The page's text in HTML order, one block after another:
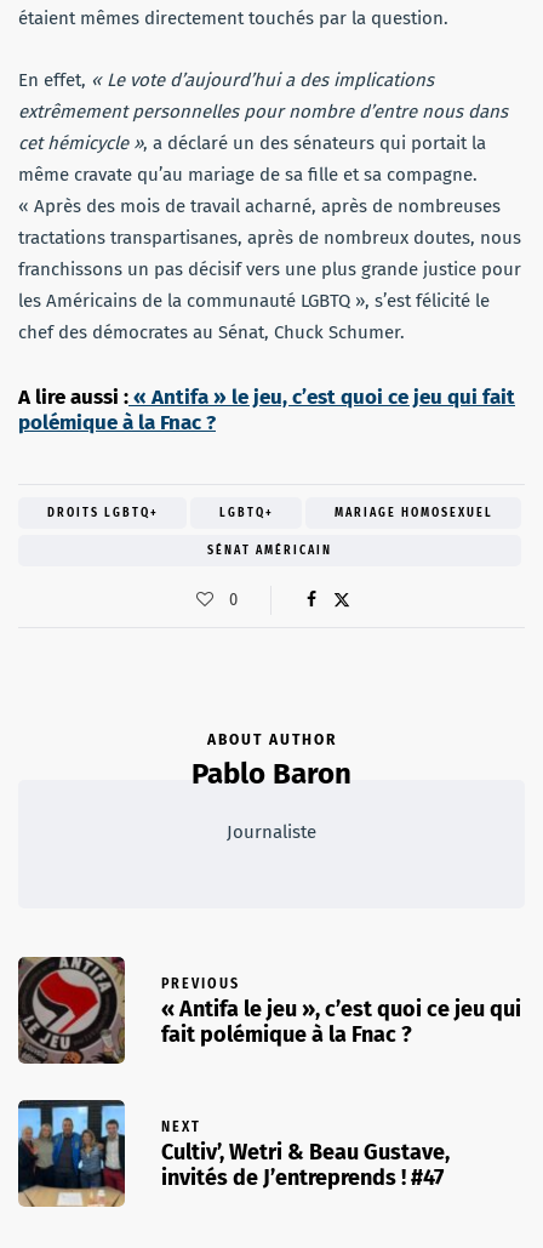
étaient mêmes directement touchés par la question.
En effet, « Le vote d’aujourd’hui a des implications
extrêmement personnelles pour nombre d’entre nous dans
cet hémicycle », a déclaré un des sénateurs qui portait la
même cravate qu’au mariage de sa fille et sa compagne.
« Après des mois de travail acharné, après de nombreuses
tractations transpartisanes, après de nombreux doutes, nous
franchissons un pas décisif vers une plus grande justice pour
les Américains de la communauté LGBTQ », s’est félicité le
chef des démocrates au Sénat, Chuck Schumer.
A lire aussi :« Antifa » le jeu, c’est quoi ce jeu qui fait
polémique à la Fnac ?
DROITS LGBTQ+ LGBTQ+ MARIAGE HOMOSEXUEL
SÉNAT AMÉRICAIN
0
ABOUT AUTHOR
Pablo Baron
Journaliste
PREVIOUS
« Antifa le jeu », c’est quoi ce jeu qui
fait polémique à la Fnac ?
NEXT
Cultiv’, Wetri & Beau Gustave,
invités de J’entreprends ! #47